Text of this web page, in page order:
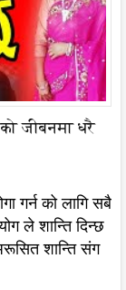
जीबनमा धरै
गर्न को लागि सबै
ले शान्ति दिन्छ
शान्ति संग